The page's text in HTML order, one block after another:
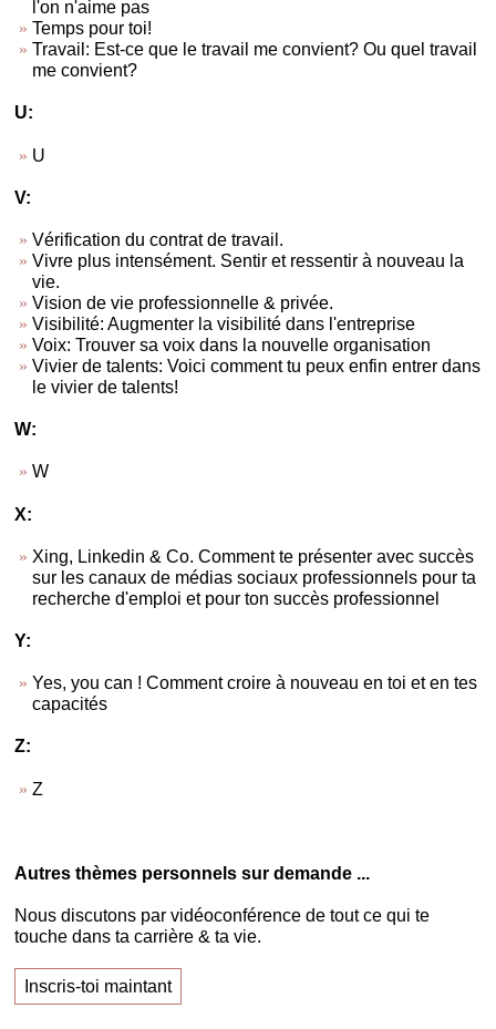
l'on n'aime pas
Temps pour toi!
Travail: Est-ce que le travail me convient? Ou quel travail
me convient?
U:
U
V:
Vérification du contrat de travail.
Vivre plus intensément. Sentir et ressentir à nouveau la
vie.
Vision de vie professionnelle & privée.
Visibilité: Augmenter la visibilité dans l'entreprise
Voix: Trouver sa voix dans la nouvelle organisation
Vivier de talents: Voici comment tu peux enfin entrer dans
le vivier de talents!
W:
W
X:
Xing, Linkedin & Co. Comment te présenter avec succès
sur les canaux de médias sociaux professionnels pour ta
recherche d'emploi et pour ton succès professionnel
Y:
Yes, you can ! Comment croire à nouveau en toi et en tes
capacités
Z:
Z
Autres thèmes personnels sur demande ...
Nous discutons par vidéoconférence de tout ce qui te
touche dans ta carrière & ta vie.
Inscris-toi maintant